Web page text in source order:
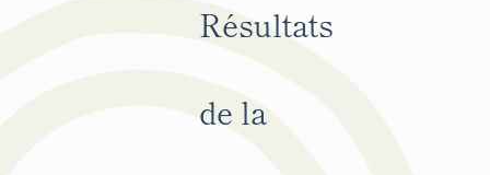
Résultats
de la